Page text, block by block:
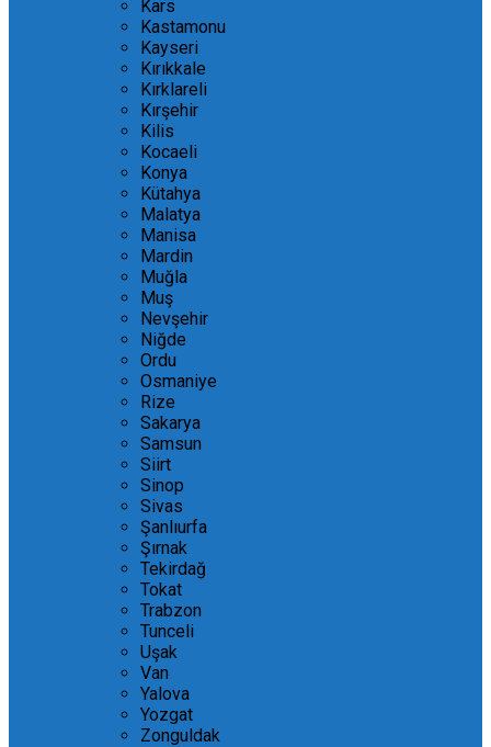
Kars
Kastamonu
Kayseri
Kırıkkale
Kırklareli
Kırşehir
Kilis
Kocaeli
Konya
Kütahya
Malatya
Manisa
Mardin
Muğla
Muş
Nevşehir
Niğde
Ordu
Osmaniye
Rize
Sakarya
Samsun
Siirt
Sinop
Sivas
Şanlıurfa
Şırnak
Tekirdağ
Tokat
Trabzon
Tunceli
Uşak
Van
Yalova
Yozgat
Zonguldak